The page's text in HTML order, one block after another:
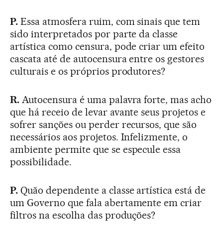
P.Essa atmosfera ruim, com sinais que tem
sido interpretados por parte da classe
artística como censura, pode criar um efeito
cascata até de autocensura entre os gestores
culturais e os próprios produtores?
R.Autocensura é uma palavra forte, mas acho
que há receio de levar avante seus projetos e
sofrer sanções ou perder recursos, que são
necessários aos projetos. Infelizmente, o
ambiente permite que se especule essa
possibilidade.
P.Quão dependente a classe artística está de
um Governo que fala abertamente em criar
filtros na escolha das produções?